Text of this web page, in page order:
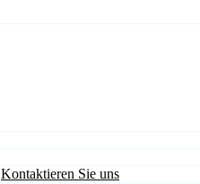
Kontaktieren Sie uns